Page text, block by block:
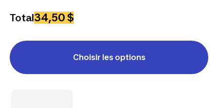
Total34,50 $
Choisir les options